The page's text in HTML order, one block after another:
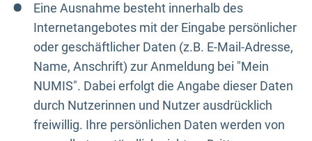
Eine Ausnahme besteht innerhalb des
Internetangebotes mit der Eingabe persönlicher
oder geschäftlicher Daten (z.B. E-Mail-Adresse,
Name, Anschrift) zur Anmeldung bei "Mein
NUMIS". Dabei erfolgt die Angabe dieser Daten
durch Nutzerinnen und Nutzer ausdrücklich
freiwillig. Ihre persönlichen Daten werden von